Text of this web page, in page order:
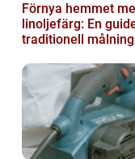
Förnya hemmet
linoljefärg: En
traditionell målning